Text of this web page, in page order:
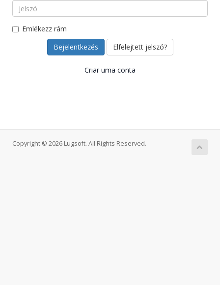
Emlékezz rám
Elfelejtett jelszó?
Criar uma conta
Copyright © 2026 Lugsoft. All Rights Reserved.